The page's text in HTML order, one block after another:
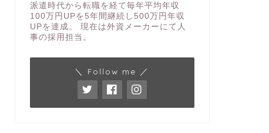
派遣時代から転職を経て毎年平均年収
100万円UPを5年間継続し500万円年収
UPを達成。 現在は外資メーカーにて人
事の採用担当。
＼ Follow me ／